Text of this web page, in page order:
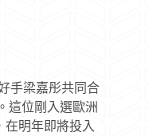
手梁嘉彤共同合
這位剛入選歐洲
在明年即將投入